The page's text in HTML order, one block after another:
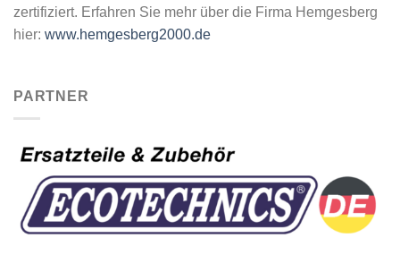
zertifiziert. Erfahren Sie mehr über die Firma Hemgesberg
hier: www.hemgesberg2000.de
PARTNER